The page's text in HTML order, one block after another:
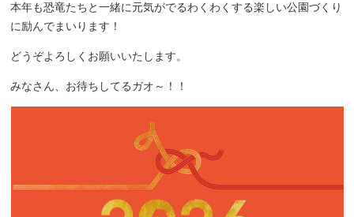
本年も恐竜たちと一緒に元気がでるわくわくする楽しい公園づくり
に励んでまいります！
どうぞよろしくお願いいたします。
みなさん、お待ちしてるガオ～！！